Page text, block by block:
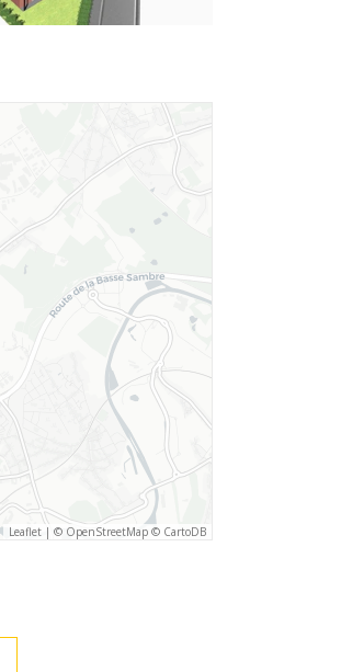
Leaflet | © OpenStreetMap © CartoDB